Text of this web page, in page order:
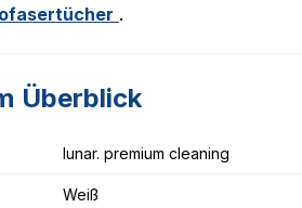
.
Überblick
lunar. premium cleaning
Weiß